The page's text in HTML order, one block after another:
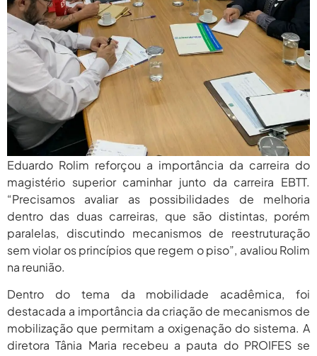
Eduardo Rolim reforçou a importância da carreira do
magistério superior caminhar junto da carreira EBTT.
“Precisamos avaliar as possibilidades de melhoria
dentro das duas carreiras, que são distintas, porém
paralelas, discutindo mecanismos de reestruturação
sem violar os princípios que regem o piso”, avaliou Rolim
na reunião.
Dentro do tema da mobilidade acadêmica, foi
destacada a importância da criação de mecanismos de
mobilização que permitam a oxigenação do sistema. A
diretora Tânia Maria recebeu a pauta do PROIFES se